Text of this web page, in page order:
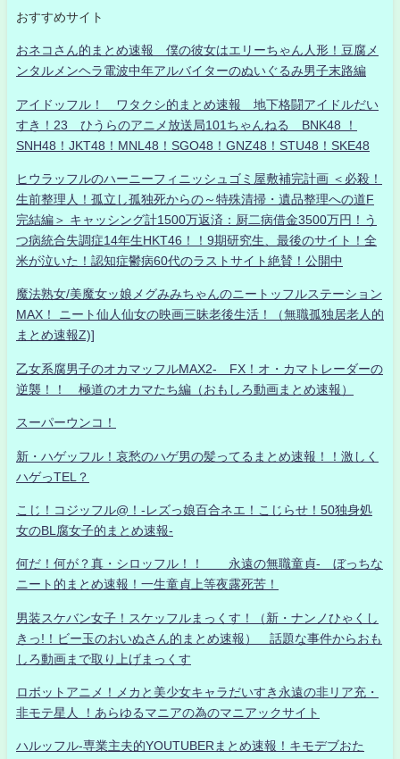
おすすめサイト
おネコさん的まとめ速報 僕の彼女はエリーちゃん人形！豆腐メ
ンタルメンヘラ電波中年アルバイターのぬいぐるみ男子末路編
アイドッフル！ ワタクシ的まとめ速報 地下格闘アイドルだい
すき！23 ひうらのアニメ放送局101ちゃんねる BNK48 ！
SNH48！JKT48！MNL48！SGO48！GNZ48！STU48！SKE48
ヒウラッフルのハーニーフィニッシュゴミ屋敷補完計画 ＜必殺！
生前整理人！孤立し孤独死からの～特殊清掃・遺品整理への道F
完結編＞ キャッシング計1500万返済：厨二病借金3500万円！う
つ病統合失調症14年生HKT46！！9期研究生、最後のサイト！全
米が泣いた！認知症鬱病60代のラストサイト絶賛！公開中
魔法熟女/美魔女ッ娘メグみみちゃんのニートッフルステーション
MAX！ ニート仙人仙女の映画三昧老後生活！（無職孤独居老人的
まとめ速報Z)]
乙女系腐男子のオカマッフルMAX2- FX！オ・カマトレーダーの
逆襲！！ 極道のオカマたち編（おもしろ動画まとめ速報）
スーパーウンコ！
新・ハゲッフル！哀愁のハゲ男の髪ってるまとめ速報！！激しく
ハゲっTEL？
こじ！コジッフル@！-レズっ娘百合ネエ！こじらせ！50独身処
女のBL腐女子的まとめ速報-
何だ！何が？真・シロッフル！！ 永遠の無職童貞- ぼっちな
ニート的まとめ速報！一生童貞上等夜露死苦！
男装スケバン女子！スケッフルまっくす！（新・ナンノひゃくし
きっ!！ビー玉のおいぬさん的まとめ速報） 話題な事件からおも
しろ動画まで取り上げまっくす
ロボットアニメ！メカと美少女キャラだいすき永遠の非リア充・
非モテ星人 ！あらゆるマニアの為のマニアックサイト
ハルッフル-専業主夫的YOUTUBERまとめ速報！キモデブおた